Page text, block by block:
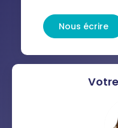
RÉSULTATS DES LYCÉES
Nous écrire